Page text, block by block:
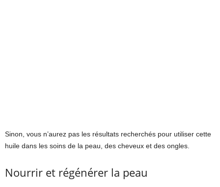
Sinon, vous n’aurez pas les résultats recherchés pour utiliser cette
huile dans les soins de la peau, des cheveux et des ongles.
Nourrir et régénérer la peau